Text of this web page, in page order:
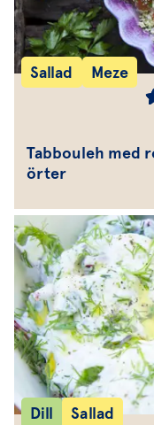
Sallad Meze
Tabbouleh med
örter
Dill Sallad